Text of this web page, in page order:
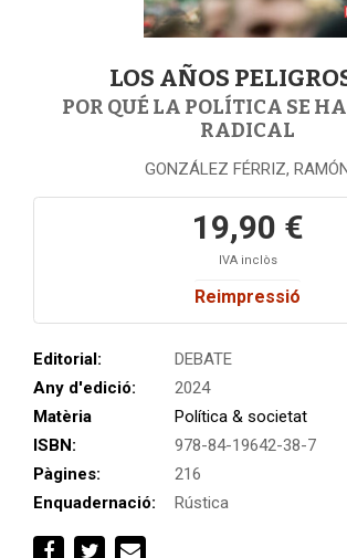
LOS AÑOS
POR QUÉ LA POLÍTICA SE
RADICAL
GONZÁLEZ FÉRRIZ,
19,90 €
IVA inclòs
Reimpressió
Editorial:
DEBATE
Any d'edició:
2024
Matèria
Política & societat
ISBN:
978-84-19642-38-7
Pàgines:
216
Enquadernació:
Rústica